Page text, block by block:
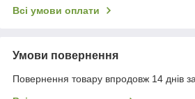
Всі умови оплати
Умови повернення
Повернення товару впродовж 14 днів